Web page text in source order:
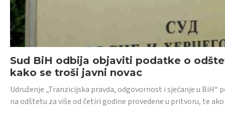
Sud BiH odbija objaviti podatke o
kako se troši javni novac
Udruženje „Tranzicijska pravda, odgovornost i sjećanje u
na odštetu za više od četiri godine provedene u pritvoru, te